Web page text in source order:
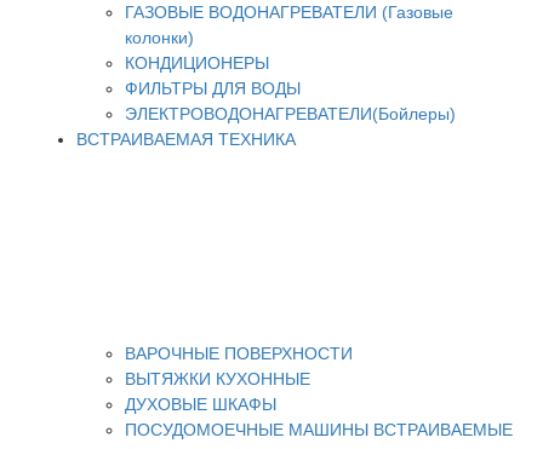
ГАЗОВЫЕ ВОДОНАГРЕВАТЕЛИ (Газовые
колонки)
КОНДИЦИОНЕРЫ
ФИЛЬТРЫ ДЛЯ ВОДЫ
ЭЛЕКТРОВОДОНАГРЕВАТЕЛИ(Бойлеры)
ВСТРАИВАЕМАЯ ТЕХНИКА
ВАРОЧНЫЕ ПОВЕРХНОСТИ
ВЫТЯЖКИ КУХОННЫЕ
ДУХОВЫЕ ШКАФЫ
ПОСУДОМОЕЧНЫЕ МАШИНЫ ВСТРАИВАЕМЫЕ